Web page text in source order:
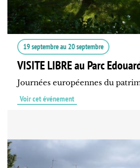
19 septembreau 20 septembre
VISITE LIBRE au Parc
Journées européennes du
Voir cet événement